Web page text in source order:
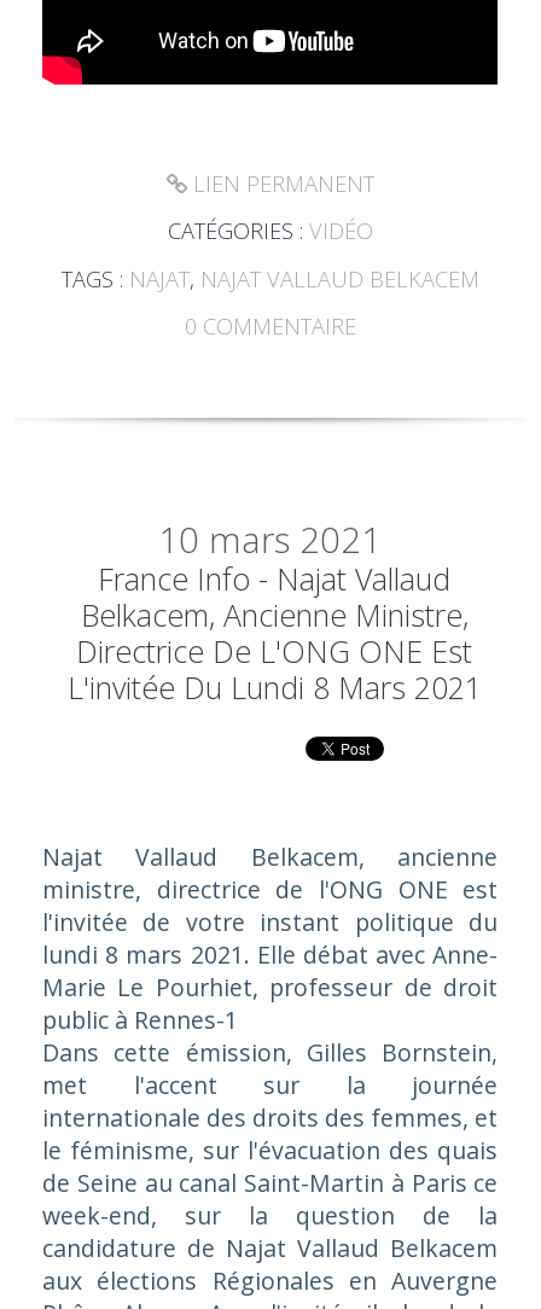
LIEN PERMANENT
CATÉGORIES : VIDÉO
TAGS : NAJAT, NAJAT VALLAUD BELKACEM
0 COMMENTAIRE
10 mars 2021
France Info - Najat Vallaud
Belkacem, Ancienne Ministre,
Directrice De L'ONG ONE Est
L'invitée Du Lundi 8 Mars 2021
Najat Vallaud Belkacem, ancienne
ministre, directrice de l'ONG ONE est
l'invitée de votre instant politique du
lundi 8 mars 2021. Elle débat avec Anne-
Marie Le Pourhiet, professeur de droit
public à Rennes-1
Dans cette émission, Gilles Bornstein,
met l'accent sur la journée
internationale des droits des femmes, et
le féminisme, sur l'évacuation des quais
de Seine au canal Saint-Martin à Paris ce
week-end, sur la question de la
candidature de Najat Vallaud Belkacem
aux élections Régionales en Auvergne